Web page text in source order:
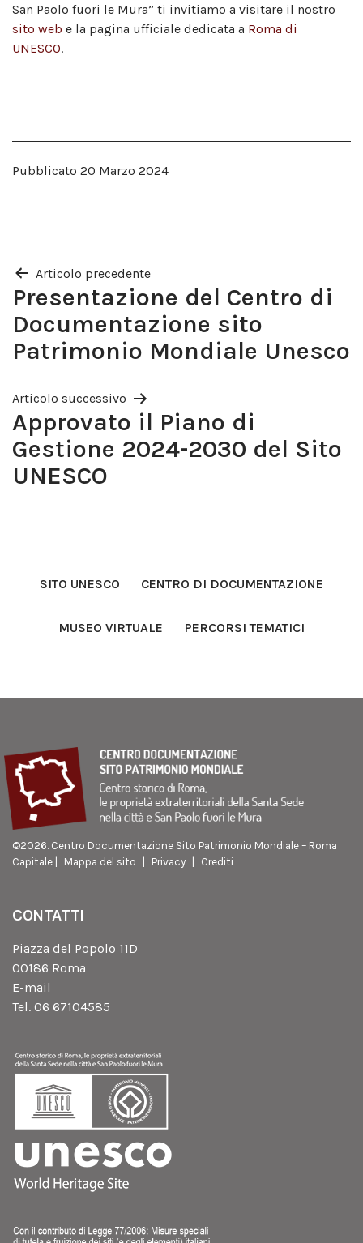
San Paolo fuori le Mura” ti invitiamo a visitare il nostro
sito web e la pagina ufficiale dedicata a Roma di
UNESCO.
Pubblicato 20 Marzo 2024
Navigazione
articoli
Articolo precedente
Presentazione del Centro di
Documentazione sito
Patrimonio Mondiale Unesco
Articolo successivo
Approvato il Piano di
Gestione 2024-2030 del Sito
UNESCO
SITO UNESCO CENTRO DI DOCUMENTAZIONE
MUSEO VIRTUALE PERCORSI TEMATICI
©2026. Centro Documentazione Sito Patrimonio Mondiale – Roma
Capitale |
Mappa del sito Privacy Crediti
CONTATTI
Piazza del Popolo 11D
00186 Roma
E-mail
Tel. 06 67104585